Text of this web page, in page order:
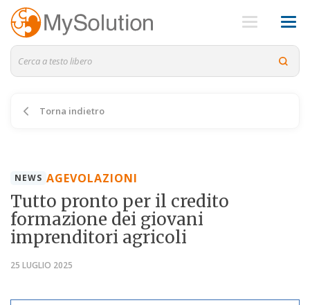
Torna indietro
NEWS AGEVOLAZIONI
Tutto pronto per il credito
formazione dei giovani
imprenditori agricoli
25 LUGLIO 2025